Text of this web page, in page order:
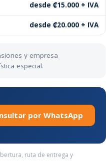
desde ₡15.000 + IVA
desde ₡20.000 + IVA
y empresa
especial.
por WhatsApp
ruta de entrega y